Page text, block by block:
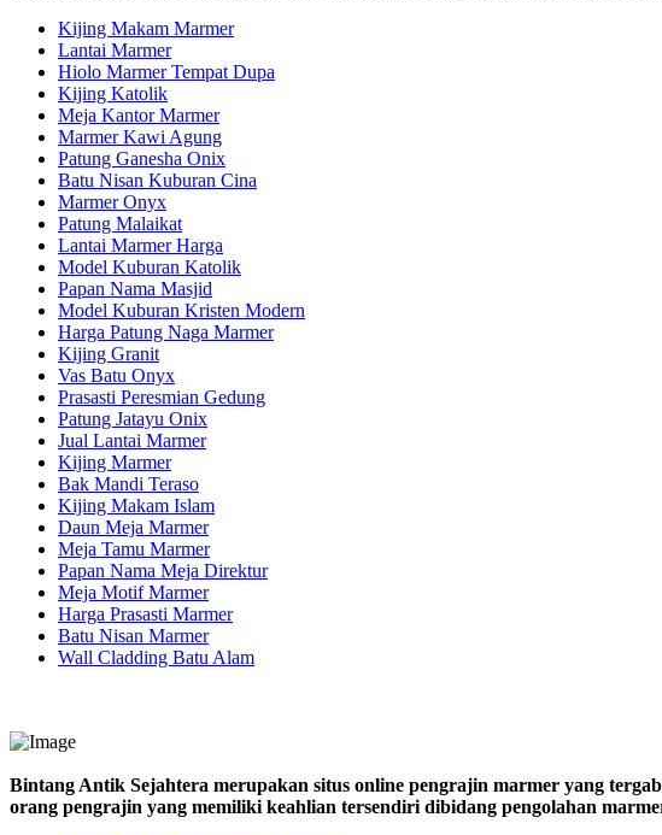
Kijing Makam Marmer
Lantai Marmer
Hiolo Marmer Tempat Dupa
Kijing Katolik
Meja Kantor Marmer
Marmer Kawi Agung
Patung Ganesha Onix
Batu Nisan Kuburan Cina
Marmer Onyx
Patung Malaikat
Lantai Marmer Harga
Model Kuburan Katolik
Papan Nama Masjid
Model Kuburan Kristen Modern
Harga Patung Naga Marmer
Kijing Granit
Vas Batu Onyx
Prasasti Peresmian Gedung
Patung Jatayu Onix
Jual Lantai Marmer
Kijing Marmer
Bak Mandi Teraso
Kijing Makam Islam
Daun Meja Marmer
Meja Tamu Marmer
Papan Nama Meja Direktur
Meja Motif Marmer
Harga Prasasti Marmer
Batu Nisan Marmer
Wall Cladding Batu Alam
Bintang Antik Sejahtera merupakan situs online pengrajin marmer yang
orang pengrajin yang memiliki keahlian tersendiri dibidang pengolahan